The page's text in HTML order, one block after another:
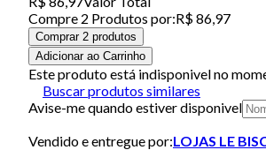
Compre 2 Produtos por:R$ 86,97
Comprar 2 produtos
Adicionar ao Carrinho
Este produto está indisponivel no
Buscar produtos similares
Avise-me quando estiver disponivel
Vendido e entregue por:LOJAS LE